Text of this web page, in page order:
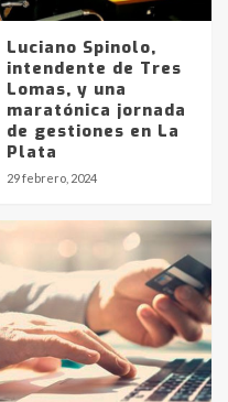
Luciano Spinolo,
intendente de Tres
Lomas, y una
maratónica jornada
de gestiones en La
Plata
29 febrero, 2024